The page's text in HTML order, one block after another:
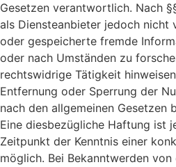
Gesetzen verantwortlich. Nach
als Diensteanbieter jedoch
oder gespeicherte fremde
oder nach Umständen zu
rechtswidrige Tätigkeit
Entfernung oder Sperrung der
nach den allgemeinen Gesetzen
Eine diesbezügliche Haftung ist
Zeitpunkt der Kenntnis einer
möglich. Bei Bekanntwerden